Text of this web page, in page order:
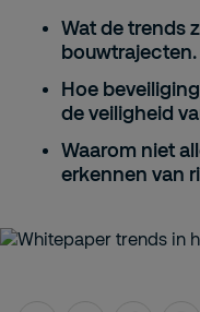
Wat detrends
bouwtrajecten.
Hoe
deveiligheid
Waarom niet
erkennen van